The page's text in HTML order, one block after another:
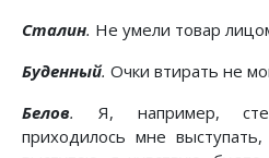
Сталин. Не умели товар
Буденный. Очки втирать не
Белов. Я, например,
приходилось мне